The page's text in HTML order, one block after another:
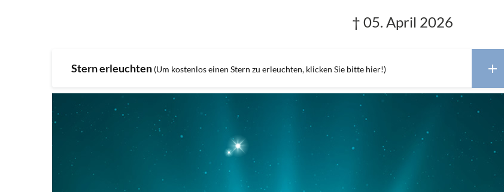
† 05. April 2026
Stern erleuchten (Um kostenlos einen Stern zu erleuchten, klicken Sie bitte hier!)